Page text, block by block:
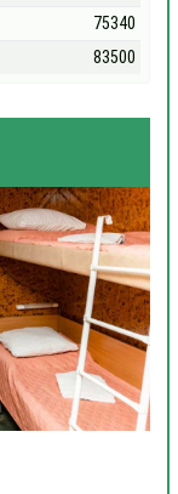
75340
83500